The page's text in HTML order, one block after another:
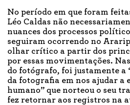
No período em que foram
Léo Caldas não
nuances dos processos
seguiram ocorrendo no
olhar crítico a partir dos
por essas movimentações.
do fotógrafo, foi justamente
da fotografia em nos ajudar a
humano” que norteou o seu
fez retornar aos registros na